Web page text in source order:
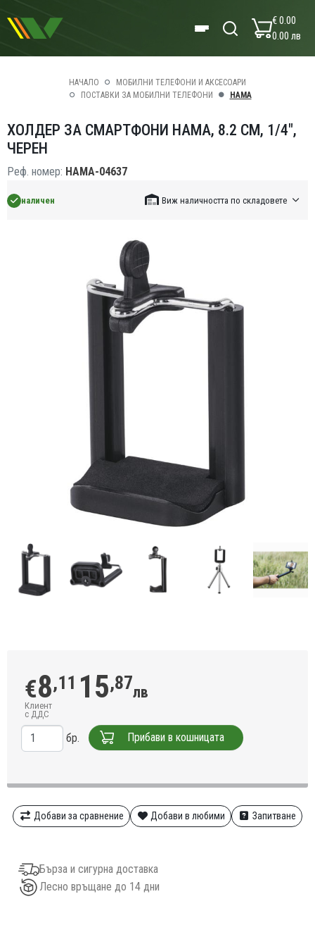
€ 0.00
0.00 лв
НАЧАЛО
МОБИЛНИ ТЕЛЕФОНИ И АКСЕСОАРИ
ПОСТАВКИ ЗА МОБИЛНИ ТЕЛЕФОНИ
HAMA
ХОЛДЕР ЗА СМАРТФОНИ HAMA, 8.2 CM, 1/4",
ЧЕРЕН
Реф. номер: HAMA-04637
наличен Виж наличността по складовете
€8,11 15,87лв
Клиент
с ДДС
бр. Прибави в кошницата
Добави за сравнение Добави в любими Запитване
Бърза и сигурна доставка
Лесно връщане до 14 дни